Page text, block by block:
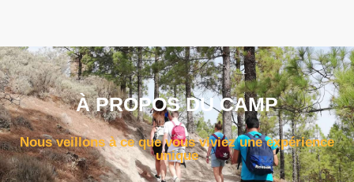
À PROPOS DU CAMP
Nous veillons à ce que vous viviez une expérience
unique